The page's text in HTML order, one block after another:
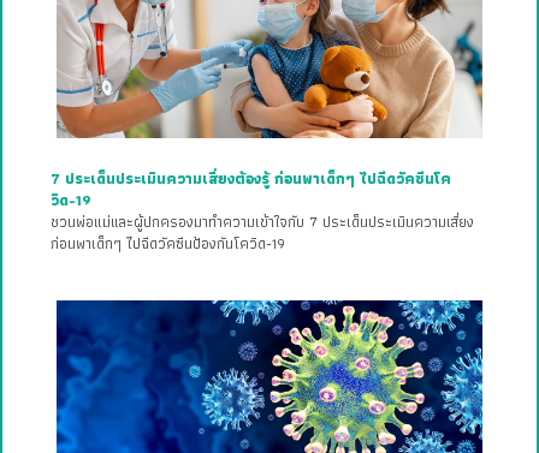
7 ประเด็นประเมินความเสี่ยงต้องรู้ ก่อนพาเด็กๆ ไปฉีดวัคซีนโค
วิด-19
ชวนพ่อแม่และผู้ปกครองมาทำความเข้าใจกับ 7 ประเด็นประเมินความเสี่ยง
ก่อนพาเด็กๆ ไปฉีดวัคซีนป้องกันโควิด-19